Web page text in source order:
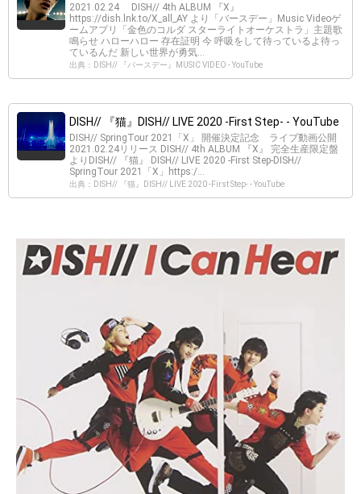
2021.02.24 DISH// 4th ALBUM 『X』
https://dish.lnk.to/X_all_AY より「バースデー」Music Videoゲ
ームアプリ「金色のコルダ スターライトオーケストラ」主題歌
鳴らせ ハローハロー 存在証明 今 呼吸をして待っているよ待っ
ているんだ 新しい世界が勇気...
出典：DISH// 『バースデー』MUSIC VIDEO - YouTube
DISH// 『猫』DISH// LIVE 2020 -First Step- - YouTube
DISH// SpringTour 2021「X」 開催決定記念 ライブ動画公開
2021.02.24リリース DISH// 4th ALBUM 『X』 完全生産限定盤
よりDISH// 『猫』 DISH// LIVE 2020 -First Step-DISH//
SpringTour 2021「X」https:/...
出典：DISH// 『猫』DISH// LIVE 2020 -First Step- - YouTube